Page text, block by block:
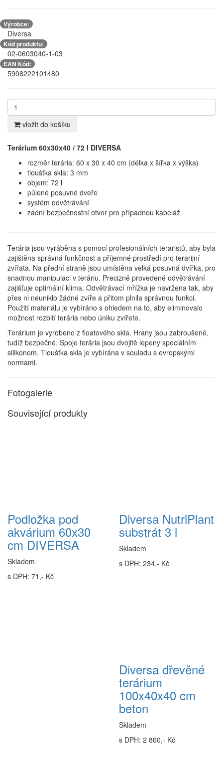
Výrobce:
Diversa
Kód produktu:
02-0603040-1-03
EAN Kód:
5908222101480
vložit do košíku
Terárium 60x30x40 / 72 l DIVERSA
rozměr terária: 60 x 30 x 40 cm (délka x šířka x výška)
tloušťka skla: 3 mm
objem: 72 l
půlené posuvné dveře
systém odvětrávání
zadní bezpečnostní otvor pro případnou kabeláž
Terária jsou vyráběna s pomocí profesionálních teraristů, aby byla
zajištěna správná funkčnost a příjemné prostředí pro terarijní
zvířata. Na přední straně jsou umístěna velká posuvná dvířka, pro
snadnou manipulaci v teráriu. Precizně provedené odvětrávání
zajišťuje optimální klima. Odvětrávací mřížka je navržena tak, aby
přes ni neuniklo žádné zvíře a přitom plnila správnou funkci.
Použití materiálu je vybíráno s ohledem na to, aby eliminovalo
možnost rozbití terária nebo úniku zvířete.
Terárium je vyrobeno z floatového skla. Hrany jsou zabroušené,
tudíž bezpečné. Spoje terária jsou dvojitě lepeny speciálním
silikonem. Tloušťka skla je vybírána v souladu s evropskými
normami.
Fotogalerie
Související produkty
Podložka pod
akvárium 60x30
cm DIVERSA
Skladem
s DPH: 71,- Kč
Diversa NutriPlant
substrát 3 l
Skladem
s DPH: 234,- Kč
Diversa dřevěné
terárium
100x40x40 cm
beton
Skladem
s DPH: 2 860,- Kč